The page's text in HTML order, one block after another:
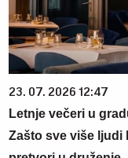
23. 07. 2026 12:47
Letnje večeri u
Zašto sve više ljudi